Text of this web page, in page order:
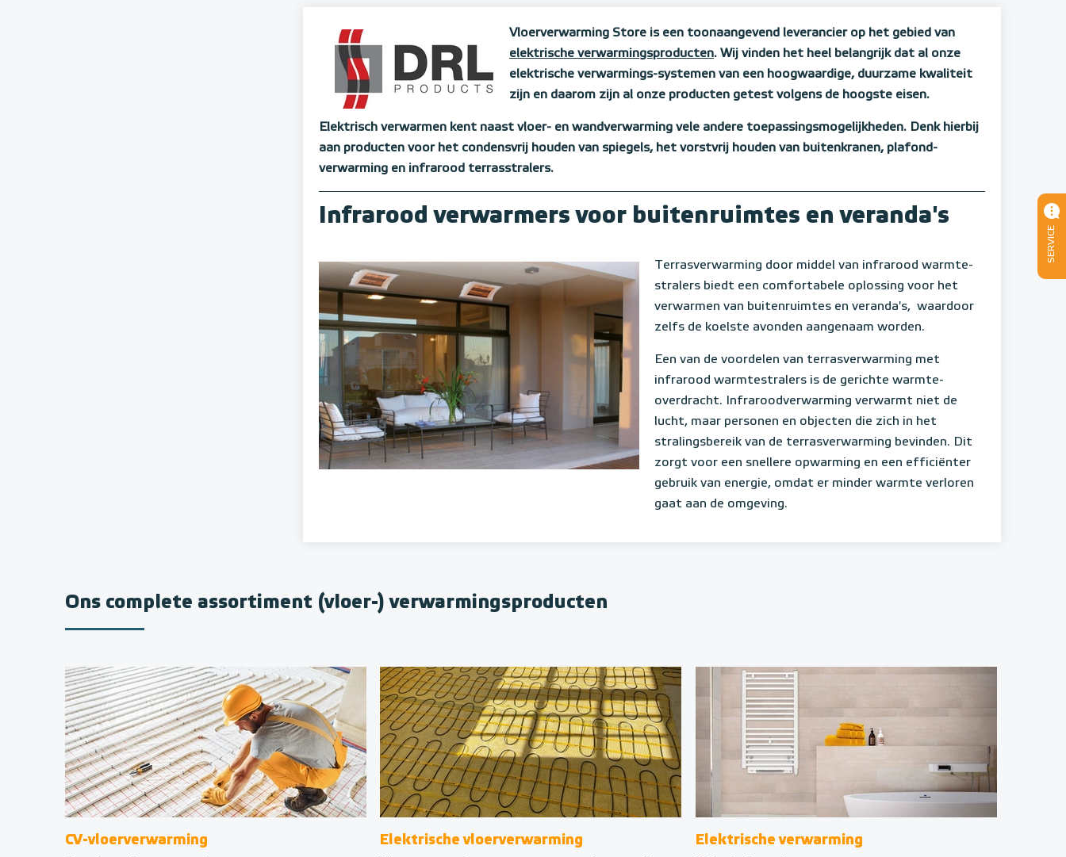
Vloerverwarming Store is een toonaangevend leverancier op het gebied van
elektrische verwarmingsproducten. Wij vinden het heel belangrijk dat al onze
elektrische verwarmings-systemen van een hoogwaardige, duurzame kwaliteit
zijn en daarom zijn al onze producten getest volgens de hoogste eisen.
Elektrisch verwarmen kent naast vloer- en wandverwarming vele andere toepassingsmogelijkheden. Denk hierbij
aan producten voor het condensvrij houden van spiegels, het vorstvrij houden van buitenkranen, plafond-
verwarming en infrarood terrasstralers.
Infrarood verwarmers voor buitenruimtes en veranda's
Terrasverwarming door middel van infrarood warmte-
stralers biedt een comfortabele oplossing voor het
verwarmen van buitenruimtes en veranda's, waardoor
zelfs de koelste avonden aangenaam worden.
Een van de voordelen van terrasverwarming met
infrarood warmtestralers is de gerichte warmte-
overdracht. Infraroodverwarming verwarmt niet de
lucht, maar personen en objecten die zich in het
stralingsbereik van de terrasverwarming bevinden. Dit
zorgt voor een snellere opwarming en een efficiënter
gebruik van energie, omdat er minder warmte verloren
gaat aan de omgeving.
Ons complete assortiment (vloer-) verwarmingsproducten
CV-vloerverwarming Elektrische vloerverwarming Elektrische verwarming
SERVICE